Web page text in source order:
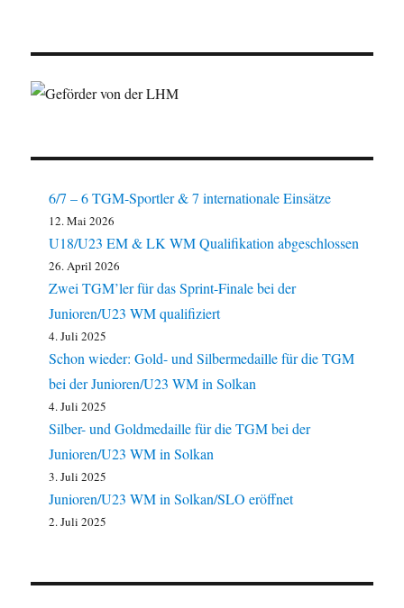
6/7 – 6 TGM-Sportler & 7 internationale Einsätze
12. Mai 2026
U18/U23 EM & LK WM Qualifikation abgeschlossen
26. April 2026
Zwei TGM’ler für das Sprint-Finale bei der
Junioren/U23 WM qualifiziert
4. Juli 2025
Schon wieder: Gold- und Silbermedaille für die TGM
bei der Junioren/U23 WM in Solkan
4. Juli 2025
Silber- und Goldmedaille für die TGM bei der
Junioren/U23 WM in Solkan
3. Juli 2025
Junioren/U23 WM in Solkan/SLO eröffnet
2. Juli 2025